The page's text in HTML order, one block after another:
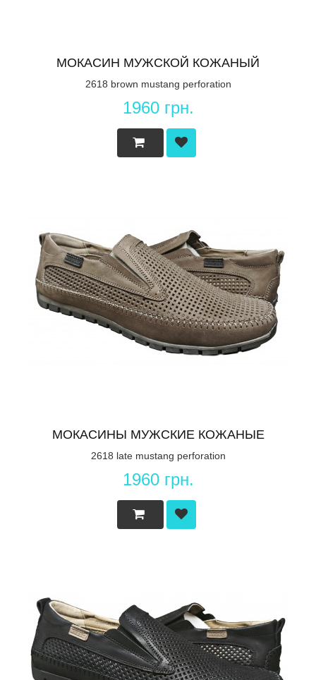
МОКАСИН МУЖСКОЙ КОЖАНЫЙ
2618 brown mustang perforation
1960 грн.
МОКАСИНЫ МУЖСКИЕ КОЖАНЫЕ
2618 late mustang perforation
1960 грн.